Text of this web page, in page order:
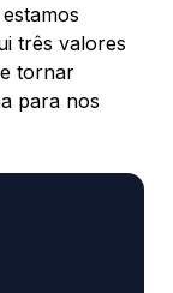
três valores
tornar
para nos